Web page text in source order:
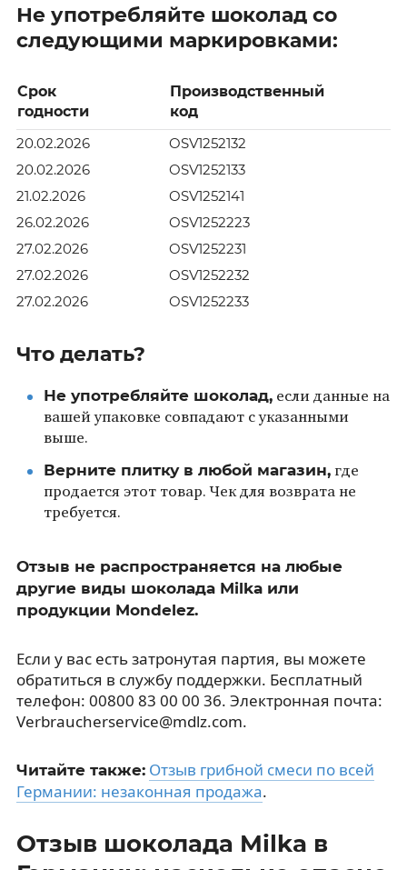
Не употребляйте шоколад со
следующими маркировками:
Срок
годности
Производственный
код
20.02.2026
OSV1252132
20.02.2026
OSV1252133
21.02.2026
OSV1252141
26.02.2026
OSV1252223
27.02.2026
OSV1252231
27.02.2026
OSV1252232
27.02.2026
OSV1252233
Что делать?
Не употребляйте шоколад,если данные на
вашей упаковке совпадают с указанными
выше.
Верните плитку в любой магазин,где
продается этот товар. Чек для возврата не
требуется.
Отзыв не распространяется на любые
другие виды шоколада Milka или
продукции Mondelez.
Если у вас есть затронутая партия, вы можете
обратиться в службу поддержки. Бесплатный
телефон: 00800 83 00 00 36. Электронная почта:
Verbraucherservice@mdlz.com.
Читайте также: Отзыв грибной смеси по всей
Германии: незаконная продажа.
Отзыв шоколада Milka в